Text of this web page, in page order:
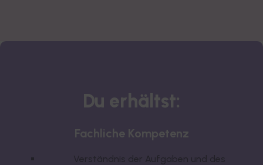
Du erhältst:
Fachliche Kompetenz
Verständnis der Aufgaben und des